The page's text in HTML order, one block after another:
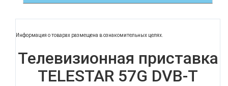
Информация о товарах размещена в ознакомительных целях.
Телевизионная приставка
TELESTAR 57G DVB-T